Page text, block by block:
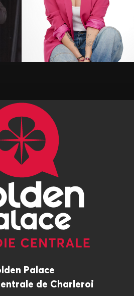
Amandine Elsen
Palace
de Charleroi